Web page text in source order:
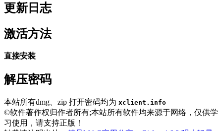
更新日志
激活方法
直接安装
解压密码
本站所有dmg、zip 打开密码均为 xclient.info
©软件著作权归作者所有;本站所有软件均来源于网络，仅供学
习使用，请支持正版！